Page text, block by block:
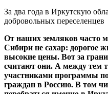
За два года в Иркутскую
добровольных переселенцев
От наших земляков часто
Сибири не сахар: дорогое
высокие цены. Вот за
считают они. А между тем
участниками программы
граждан в Россию. В том